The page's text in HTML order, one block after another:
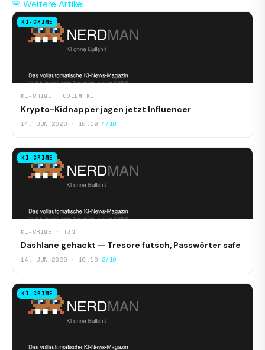
🚨 Weitere Artikel
KI-CRIME
KI-CRIME · GOLEM KI
Krypto-Kidnapper jagen jetzt Influencer
14. JUN 2026 · 10:19 4/10
KI-CRIME
KI-CRIME · T3N
Dashlane gehackt — Tresore futsch, Passwörter safe
14. JUN 2026 · 10:19 2/10
KI-CRIME